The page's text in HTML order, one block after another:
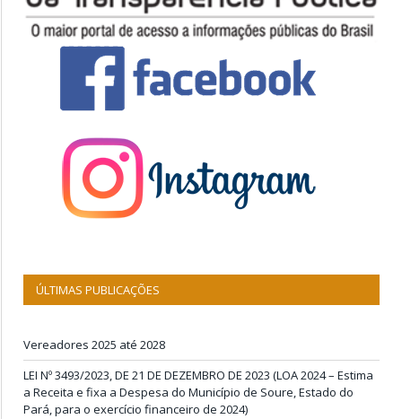
ÚLTIMAS PUBLICAÇÕES
Vereadores 2025 até 2028
LEI Nº 3493/2023, DE 21 DE DEZEMBRO DE 2023 (LOA 2024 – Estima
a Receita e fixa a Despesa do Município de Soure, Estado do
Pará, para o exercício financeiro de 2024)